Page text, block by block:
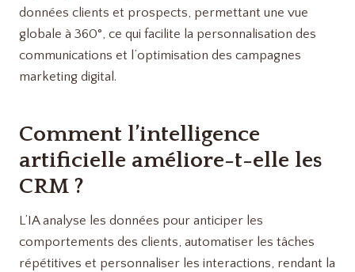
données clients et prospects, permettant une vue
globale à 360°, ce qui facilite la personnalisation des
communications et l’optimisation des campagnes
marketing digital.
Comment l’intelligence
artificielle améliore-t-elle les
CRM ?
L’IA analyse les données pour anticiper les
comportements des clients, automatiser les tâches
répétitives et personnaliser les interactions, rendant la